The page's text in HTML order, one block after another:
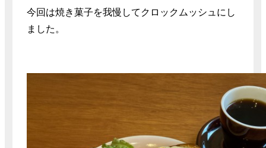
今回は焼き菓子を我慢してクロックムッシュにし
ました。